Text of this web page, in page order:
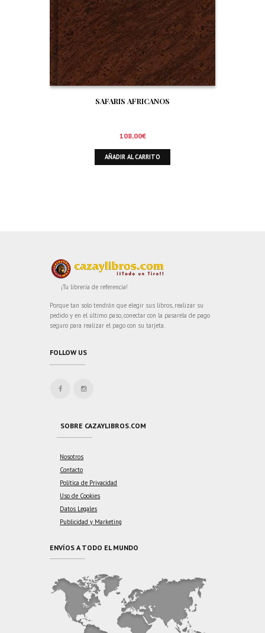
SAFARIS AFRICANOS
108,00€
AÑADIR AL CARRITO
¡Tu librería de referencia!
Porque tan solo tendrán que elegir sus libros, realizar su
pedido y en el último paso, conectar con la pasarela de pago
seguro para realizar el pago con su tarjeta.
FOLLOW US
SOBRE CAZAYLIBROS.COM
Nosotros
Contacto
Política de Privacidad
Uso de Cookies
Datos Legales
Publicidad y Marketing
ENVÍOS A TODO EL MUNDO